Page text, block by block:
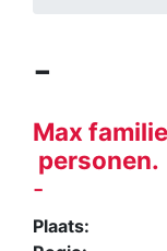
-
Max
personen.
-
Plaats: